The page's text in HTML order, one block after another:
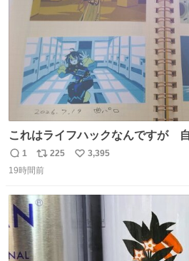
これはライフハックなんですが
トに貼って日付とキャプションを
いいです。
返
信
1
リ
ポ
ト
数
225
い
3,395
19時間前